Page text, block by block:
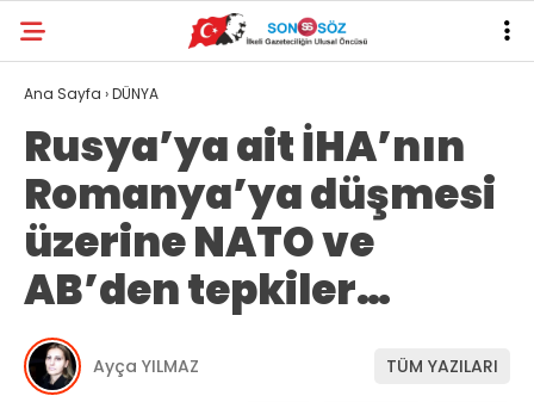
Ana Sayfa ›DÜNYA
Rusya’ya ait İHA’nın
Romanya’ya düşmesi
üzerine NATO ve
AB’den tepkiler…
Ayça YILMAZ TÜM YAZILARI